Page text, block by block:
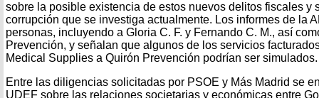
sobre la posible existencia de estos nuevos delitos fiscales y
corrupción que se investiga actualmente. Los informes de la
personas, incluyendo a Gloria C. F. y Fernando C. M., así
Prevención, y señalan que algunos de los servicios
Medical Supplies a Quirón Prevención podrían ser simulados.
Entre las diligencias solicitadas por PSOE y Más Madrid se
UDEF sobre las relaciones societarias y económicas entre